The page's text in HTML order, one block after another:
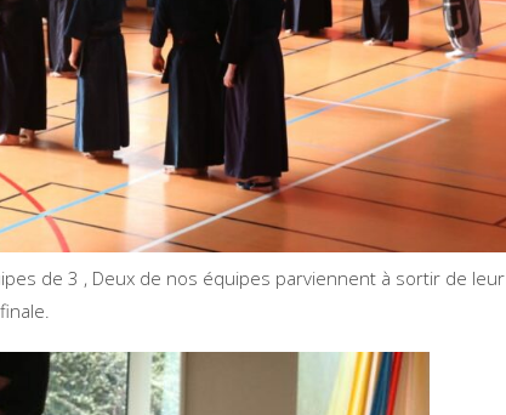
de 3 , Deux de nos équipes parviennent à sortir de leur